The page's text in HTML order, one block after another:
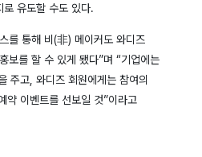
로 유도할 수도 있다.
를 통해 비(非) 메이커도 와디즈
보를 할 수 있게 됐다”며 “기업에는
주고, 와디즈 회원에게는 참여의
약 이벤트를 선보일 것”이라고